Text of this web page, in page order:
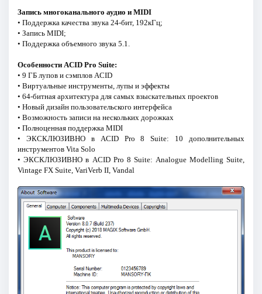
Запись многоканального аудио и MIDI
• Поддержка качества звука 24-бит, 192кГц;
• Запись MIDI;
• Поддержка объемного звука 5.1.
Особенности ACID Pro Suite:
• 9 ГБ лупов и сэмплов ACID
• Виртуальные инструменты, лупы и эффекты
• 64-битная архитектура для самых взыскательных проектов
• Новый дизайн пользовательского интерфейса
• Возможность записи на нескольких дорожках
• Полноценная поддержка MIDI
• ЭКСКЛЮЗИВНО в ACID Pro 8 Suite: 10 дополнительных
инструментов Vita Solo
• ЭКСКЛЮЗИВНО в ACID Pro 8 Suite: Analogue Modelling Suite,
Vintage FX Suite, VariVerb II, Vandal